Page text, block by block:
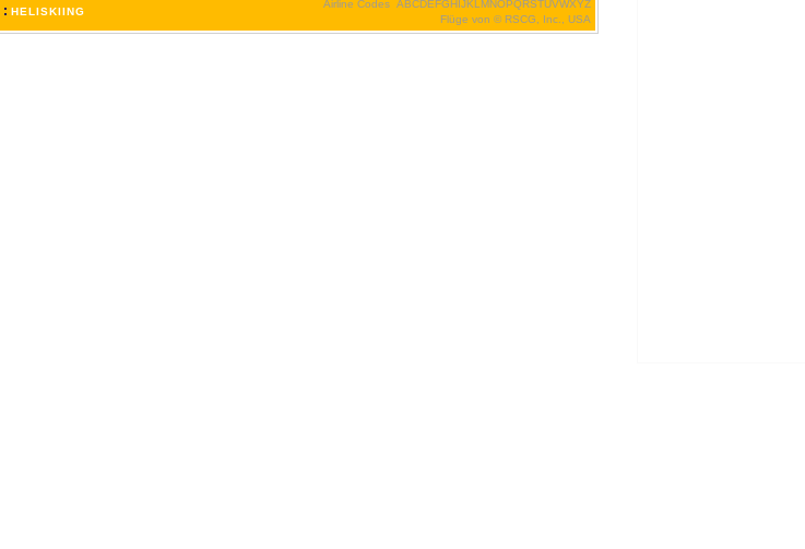
: HELISKIING
Airline Codes ABCDEFGHIJKL MNOPQRSTUVWXYZ
Flüge von © RSCG, Inc., USA